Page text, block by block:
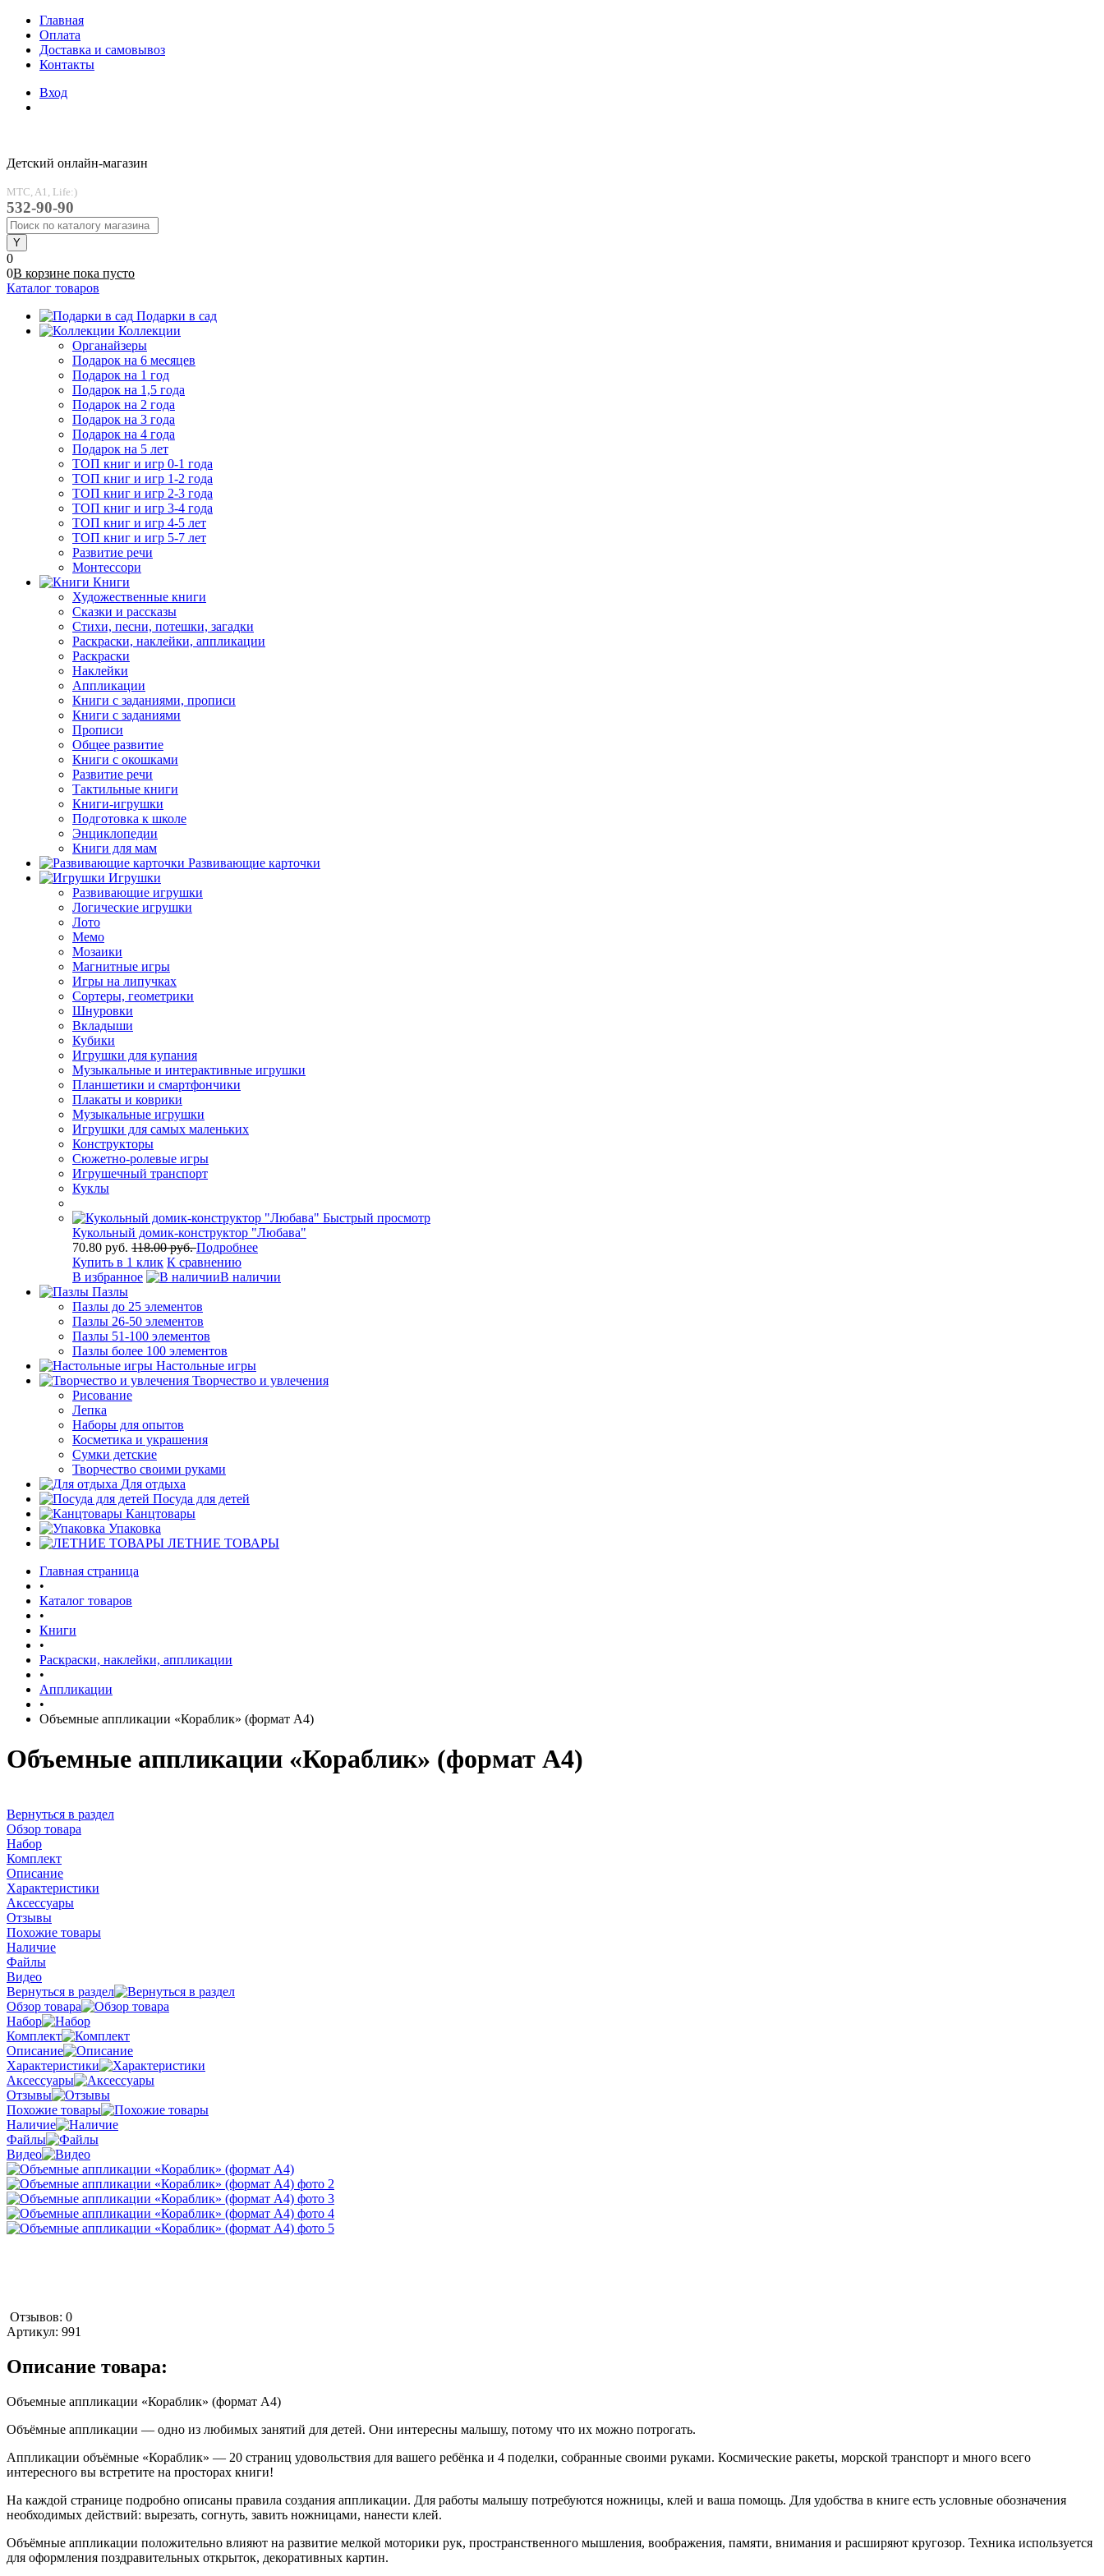
Главная
Оплата
Доставка и самовывоз
Контакты
Вход
Детский онлайн-магазин
MTC, A1, Life:)
532-90-90
0
0В корзине пока пусто
Каталог товаров
Подарки в сад
Коллекции
Органайзеры
Подарок на 6 месяцев
Подарок на 1 год
Подарок на 1,5 года
Подарок на 2 года
Подарок на 3 года
Подарок на 4 года
Подарок на 5 лет
ТОП книг и игр 0-1 года
ТОП книг и игр 1-2 года
ТОП книг и игр 2-3 года
ТОП книг и игр 3-4 года
ТОП книг и игр 4-5 лет
ТОП книг и игр 5-7 лет
Развитие речи
Монтессори
Книги
Художественные книги
Сказки и рассказы
Стихи, песни, потешки, загадки
Раскраски, наклейки, аппликации
Раскраски
Наклейки
Аппликации
Книги с заданиями, прописи
Книги с заданиями
Прописи
Общее развитие
Книги с окошками
Развитие речи
Тактильные книги
Книги-игрушки
Подготовка к школе
Энциклопедии
Книги для мам
Развивающие карточки
Игрушки
Развивающие игрушки
Логические игрушки
Лото
Мемо
Мозаики
Магнитные игры
Игры на липучках
Сортеры, геометрики
Шнуровки
Вкладыши
Кубики
Игрушки для купания
Музыкальные и интерактивные игрушки
Планшетики и смартфончики
Плакаты и коврики
Музыкальные игрушки
Игрушки для самых маленьких
Конструкторы
Сюжетно-ролевые игры
Игрушечный транспорт
Куклы
Быстрый просмотр
Кукольный домик-конструктор "Любава"
70.80 руб. 118.00 руб.Подробнее
Купить в 1 клик К сравнению
В избранное
В наличии
Пазлы
Пазлы до 25 элементов
Пазлы 26-50 элементов
Пазлы 51-100 элементов
Пазлы более 100 элементов
Настольные игры
Творчество и увлечения
Рисование
Лепка
Наборы для опытов
Косметика и украшения
Сумки детские
Творчество своими руками
Для отдыха
Посуда для детей
Канцтовары
Упаковка
ЛЕТНИЕ ТОВАРЫ
Главная страница
•
Каталог товаров
•
Книги
•
Раскраски, наклейки, аппликации
•
Аппликации
•
Объемные аппликации «Кораблик» (формат А4)
Объемные аппликации «Кораблик» (формат А4)
Вернуться в раздел
Обзор товара
Набор
Комплект
Описание
Характеристики
Аксессуары
Отзывы
Похожие товары
Наличие
Файлы
Видео
Вернуться в раздел
Обзор товара
Набор
Комплект
Описание
Характеристики
Аксессуары
Отзывы
Похожие товары
Наличие
Файлы
Видео
Отзывов: 0
Артикул: 991
Описание товара:
Объемные аппликации «Кораблик» (формат А4)
Объёмные аппликации — одно из любимых занятий для детей. Они интересны малышу, потому что их можно потрогать.
Аппликации объёмные «Кораблик» — 20 страниц удовольствия для вашего ребёнка и 4 поделки, собранные своими руками. Космические ракеты, морской транспорт и много всего
интересного вы встретите на просторах книги!
На каждой странице подробно описаны правила создания аппликации. Для работы малышу потребуются ножницы, клей и ваша помощь. Для удобства в книге есть условные обозначения
необходимых действий: вырезать, согнуть, завить ножницами, нанести клей.
Объёмные аппликации положительно влияют на развитие мелкой моторики рук, пространственного мышления, воображения, памяти, внимания и расширяют кругозор. Техника используется
для оформления поздравительных открыток, декоративных картин.